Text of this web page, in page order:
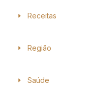
Receitas
Região
Saúde